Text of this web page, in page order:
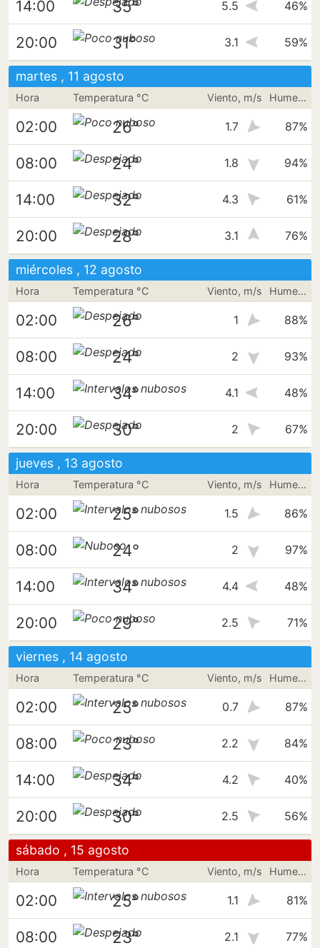
14:00 35° 5.5 46%
20:00 31° 3.1 59%
martes , 11 agosto
Hora Temperatura °C Viento, m/s Humedad
02:00 26° 1.7 87%
08:00 24° 1.8 94%
14:00 32° 4.3 61%
20:00 28° 3.1 76%
miércoles , 12 agosto
Hora Temperatura °C Viento, m/s Humedad
02:00 26° 1 88%
08:00 24° 2 93%
14:00 34° 4.1 48%
20:00 30° 2 67%
jueves , 13 agosto
Hora Temperatura °C Viento, m/s Humedad
02:00 25° 1.5 86%
08:00 24° 2 97%
14:00 34° 4.4 48%
20:00 29° 2.5 71%
viernes , 14 agosto
Hora Temperatura °C Viento, m/s Humedad
02:00 25° 0.7 87%
08:00 23° 2.2 84%
14:00 34° 4.2 40%
20:00 30° 2.5 56%
sábado , 15 agosto
Hora Temperatura °C Viento, m/s Humedad
02:00 25° 1.1 81%
08:00 23° 2.1 77%